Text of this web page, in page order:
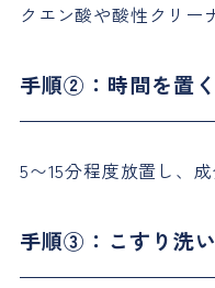
クエン酸や酸性クリー
手順②：時間を置く
5〜15分程度放置し、
手順③：こすり洗い